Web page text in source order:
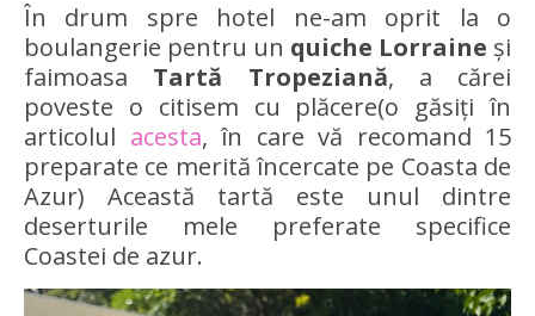
În drum spre hotel ne-am oprit la o
boulangerie pentru un quiche Lorraine și
faimoasa Tartă Tropeziană, a cărei
poveste o citisem cu plăcere(o găsiți în
articolul acesta, în care vă recomand 15
preparate ce merită încercate pe Coasta de
Azur) Această tartă este unul dintre
deserturile mele preferate specifice
Coastei de azur.